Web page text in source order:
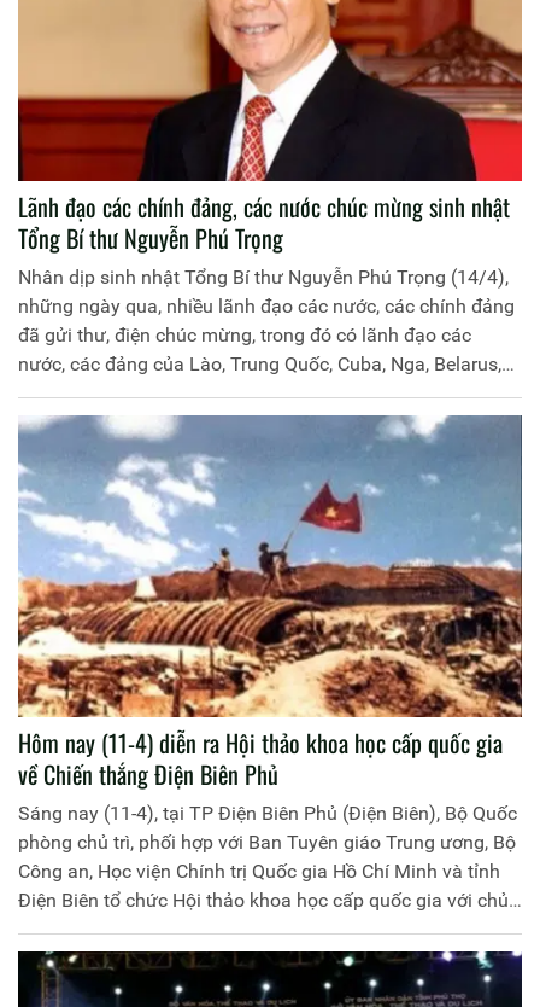
Lãnh đạo các chính đảng, các nước chúc mừng sinh nhật
Tổng Bí thư Nguyễn Phú Trọng
Nhân dịp sinh nhật Tổng Bí thư Nguyễn Phú Trọng (14/4),
những ngày qua, nhiều lãnh đạo các nước, các chính đảng
đã gửi thư, điện chúc mừng, trong đó có lãnh đạo các
nước, các đảng của Lào, Trung Quốc, Cuba, Nga, Belarus,
Dominicana.
Hôm nay (11-4) diễn ra Hội thảo khoa học cấp quốc gia
về Chiến thắng Điện Biên Phủ
Sáng nay (11-4), tại TP Điện Biên Phủ (Điện Biên), Bộ Quốc
phòng chủ trì, phối hợp với Ban Tuyên giáo Trung ương, Bộ
Công an, Học viện Chính trị Quốc gia Hồ Chí Minh và tỉnh
Điện Biên tổ chức Hội thảo khoa học cấp quốc gia với chủ
đề “Chiến thắng Điện Biên Phủ với sự nghiệp xây dựng và
bảo vệ Tổ quốc Việt Nam xã hội chủ nghĩa”.